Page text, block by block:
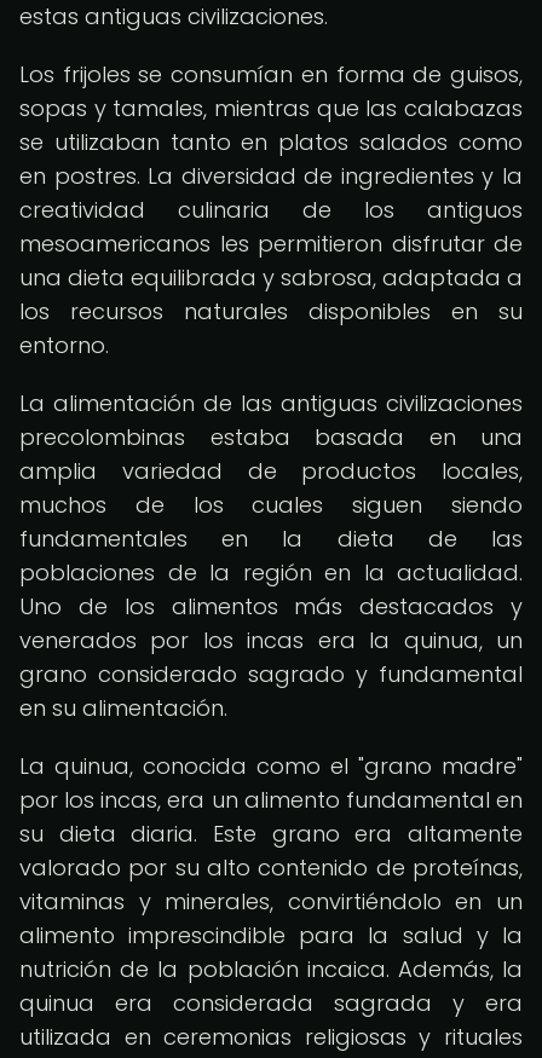
estas antiguas civilizaciones.
Los frijoles se consumían en forma de guisos,
sopas y tamales, mientras que las calabazas
se utilizaban tanto en platos salados como
en postres. La diversidad de ingredientes y la
creatividad culinaria de los antiguos
mesoamericanos les permitieron disfrutar de
una dieta equilibrada y sabrosa, adaptada a
los recursos naturales disponibles en su
entorno.
La alimentación de las antiguas civilizaciones
precolombinas estaba basada en una
amplia variedad de productos locales,
muchos de los cuales siguen siendo
fundamentales en la dieta de las
poblaciones de la región en la actualidad.
Uno de los alimentos más destacados y
venerados por los incas era la quinua, un
grano considerado sagrado y fundamental
en su alimentación.
La quinua, conocida como el "grano madre"
por los incas, era un alimento fundamental en
su dieta diaria. Este grano era altamente
valorado por su alto contenido de proteínas,
vitaminas y minerales, convirtiéndolo en un
alimento imprescindible para la salud y la
nutrición de la población incaica. Además, la
quinua era considerada sagrada y era
utilizada en ceremonias religiosas y rituales